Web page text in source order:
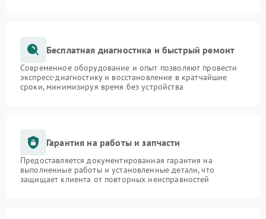
Бесплатная диагностика и быстрый ремонт
Современное оборудование и опыт позволяют провести
экспресс-диагностику и восстановление в кратчайшие
сроки, минимизируя время без устройства
Гарантия на работы и запчасти
Предоставляется документированная гарантия на
выполненные работы и установленные детали, что
защищает клиента от повторных неисправностей